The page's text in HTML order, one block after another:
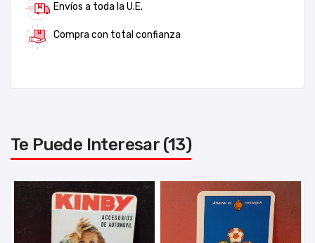
Envíos a toda la U.E.
Compra con total confianza
Te Puede Interesar (13)